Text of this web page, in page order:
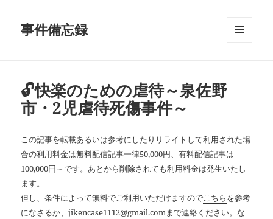
事件備忘録
🔓快楽のための虐待～泉佐野
市・2児虐待死傷事件～
この記事を転載あるいは参考にしたりリライトして利用された場
合の利用料金は無料配信記事一律50,000円、有料配信記事は
100,000円～です。あとから削除されても利用料金は発生いたし
ます。
但し、条件によって無料でご利用いただけますのでこちらを参考
になさるか、jikencase1112@gmail.comまで連絡ください。な